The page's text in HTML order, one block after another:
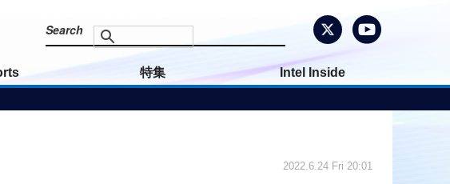
特集 Intel Inside
2022.6.24 Fri 20:01